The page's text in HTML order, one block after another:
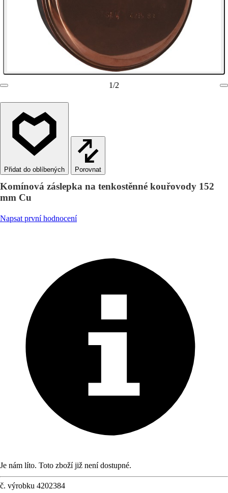
1/2
Porovnat
Komínová záslepka na tenkostěnné kouřovody 152
mm Cu
Napsat první hodnocení
Je nám líto. Toto zboží již není dostupné.
č. výrobku 4202384